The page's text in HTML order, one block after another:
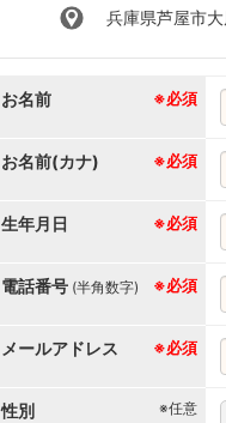
兵庫県芦屋市
お名前 ※必須
お名前(カナ) ※必須
生年月日 ※必須
電話番号 ※必須
(半角数字)
メールアドレス ※必須
性別 ※任意